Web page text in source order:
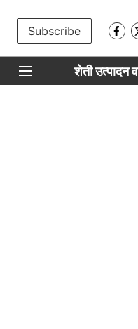
Subscribe
शेती उत्पादन